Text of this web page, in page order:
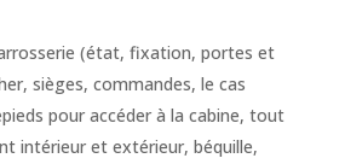
(état, fixation, portes et
sièges, commandes, le cas
pour accéder à la cabine, tout
intérieur et extérieur, béquille,